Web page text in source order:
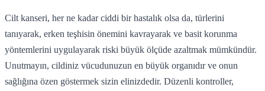
Cilt kanseri, her ne kadar ciddi bir hastalık olsa da, türlerini
tanıyarak, erken teşhisin önemini kavrayarak ve basit korunma
yöntemlerini uygulayarak riski büyük ölçüde azaltmak mümkündür.
Unutmayın, cildiniz vücudunuzun en büyük organıdır ve onun
sağlığına özen göstermek sizin elinizdedir. Düzenli kontroller,